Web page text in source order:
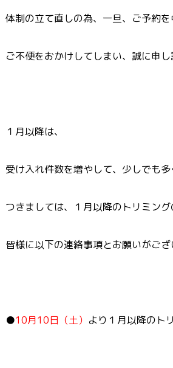
体制の立て直しの為、一旦、ご予約
ご不便をおかけしてしまい、誠に申し
１月以降は、
受け入れ件数を増やして、少しでも
つきましては、１月以降のトリミング
皆様に以下の連絡事項とお願いがござ
●10月10日（土） より１月以降のト